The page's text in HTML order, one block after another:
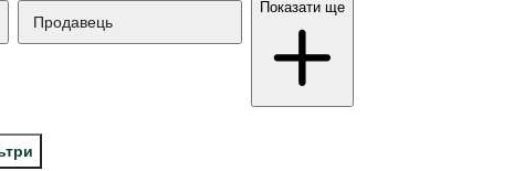
Продавець
Показати ще